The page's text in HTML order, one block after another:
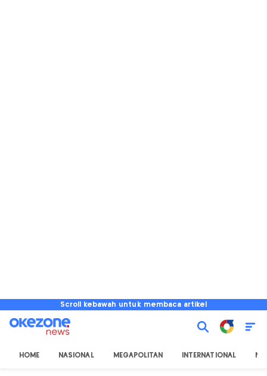
Scroll kebawah untuk membaca artikel
HOME NASIONAL MEGAPOLITAN INTERNATIONAL